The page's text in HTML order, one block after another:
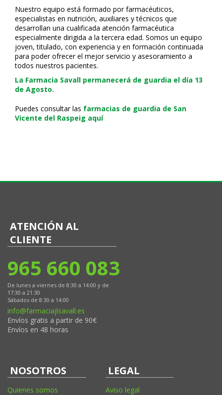
Nuestro equipo está formado por farmacéuticos,
especialistas en nutrición, auxiliares y técnicos que
desarrollan una cualificada atención farmacéutica
especialmente dirigida a la tercera edad. Somos un equipo
joven, titulado, con experiencia y en formación continuada
para poder ofrecer el mejor servicio y asesoramiento a
todos nuestros pacientes.
La Farmacia Savall permanecerá de guardia el día 13
de Agosto.
Puedes consultar las farmacias de guardia de San
Vicente del Raspeig aquí
ATENCIÓN AL
CLIENTE
965 660 083
De lunes a viernes de 8:30 a 14:00 y de
17:30 a 21:30
Sábados de 8:30 a 14:00
info@farmaciajlsavall.es
Envíos gratis a partir de 90€
Envíos en 48 horas
NOSOTROS
Quienes somos
LEGAL
Aviso legal